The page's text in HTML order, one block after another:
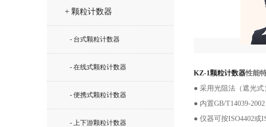
+ 颗粒计数器
- 台式颗粒计数器
- 在线式颗粒计数器
- 便携式颗粒计数器
- 上下游颗粒计数器
KZ-1颗粒计数器性能
● 采用光阻法（遮光式
● 内置GB/T14039-
● 仪器可按ISO4402或